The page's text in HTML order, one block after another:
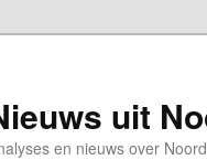
uit
en nieuws over